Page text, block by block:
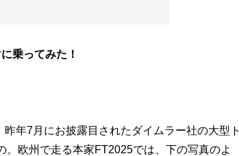
乗ってみた！
年7月にお披露目されたダイムラー社の大型ト
欧州で走る本家FT2025では、下の写真のよ